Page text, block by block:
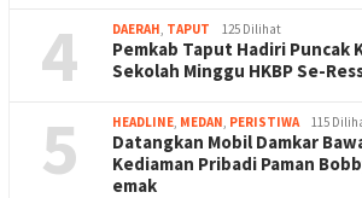
4 DAERAH TAPUT 125 Dilihat
Pemkab Taput Hadiri Puncak
Sekolah Minggu HKBP Se-
5 HEADLINE MEDAN PERISTIWA 115
Datangkan Mobil Damkar
Kediaman Pribadi Paman
emak